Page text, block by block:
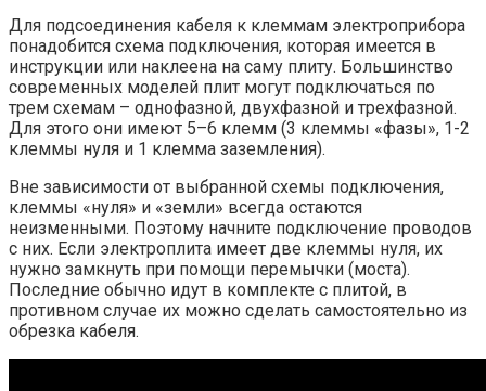
Для подсоединения кабеля к клеммам электроприбора
понадобится схема подключения, которая имеется в
инструкции или наклеена на саму плиту. Большинство
современных моделей плит могут подключаться по
трем схемам – однофазной, двухфазной и трехфазной.
Для этого они имеют 5–6 клемм (3 клеммы «фазы», 1-2
клеммы нуля и 1 клемма заземления).
Вне зависимости от выбранной схемы подключения,
клеммы «нуля» и «земли» всегда остаются
неизменными. Поэтому начните подключение проводов
с них. Если электроплита имеет две клеммы нуля, их
нужно замкнуть при помощи перемычки (моста).
Последние обычно идут в комплекте с плитой, в
противном случае их можно сделать самостоятельно из
обрезка кабеля.